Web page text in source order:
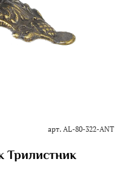
арт. AL-80-322-ANT
Трилистник